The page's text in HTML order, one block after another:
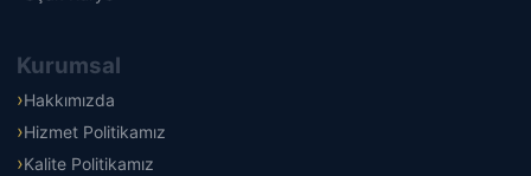
Kurumsal
Hakkımızda
Hizmet Politikamız
Kalite Politikamız